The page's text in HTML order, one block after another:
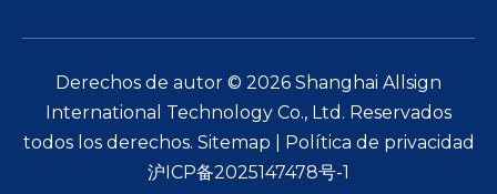
Derechos de autor © 2026 Shanghai Allsign
International Technology Co., Ltd. Reservados
todos los derechos. Sitemap
Política de privacidad
沪ICP备2025147478号-1